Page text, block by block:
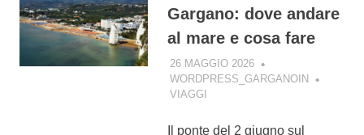
Gargano: dove andare
al mare e cosa fare
26 MAGGIO 2026
WORDPRESS_GARGANOIN
VIAGGI
Il ponte del 2 giugno sul